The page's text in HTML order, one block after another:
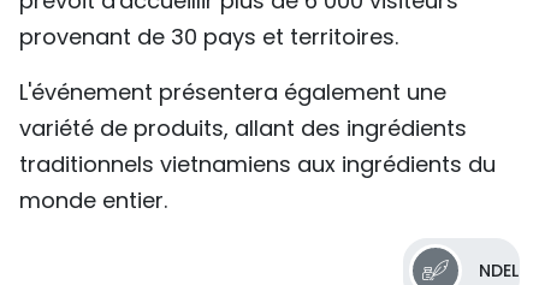
provenant de 30 pays et territoires.
L'événement présentera également une
variété de produits, allant des ingrédients
traditionnels vietnamiens aux ingrédients du
monde entier.
NDEL